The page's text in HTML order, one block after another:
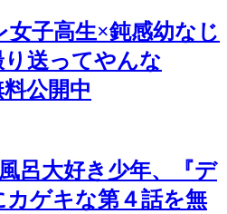
子高生×鈍感幼なじ
送ってやんな
公開中
呂大好き少年、『デ
カゲキな第４話を無